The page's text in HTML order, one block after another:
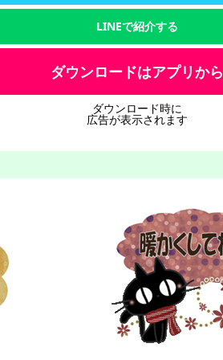
LINEで紹介する
ダウンロードはアプリから
ダウンロード時に
広告が表示されます